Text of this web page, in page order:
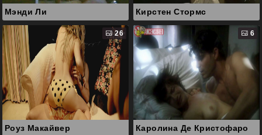
Мэнди Ли Кирстен Стормс
26
Роуз Макайвер
6
Каролина Де Кристофаро